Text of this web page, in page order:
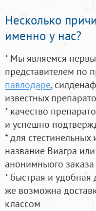
Несколько
именно у нас?
* Мы являемся
представителем по
павлодаре,
известных
* качество
и успешно
* для
название Виагра
анонимныого
* быстрая и удобная
же возможна
классом